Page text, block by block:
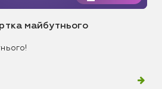
майбутнього